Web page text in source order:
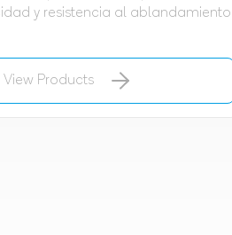
y resistencia al ablandamiento
View Products